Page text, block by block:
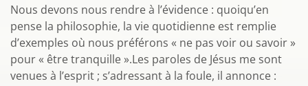
Nous devons nous rendre à l’évidence : quoiqu’en
pense la philosophie, la vie quotidienne est remplie
d’exemples où nous préférons « ne pas voir ou savoir »
pour « être tranquille ».Les paroles de Jésus me sont
venues à l’esprit ; s’adressant à la foule, il annonce :